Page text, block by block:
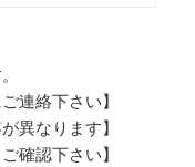
連絡下さい】
異なります】
確認下さい】